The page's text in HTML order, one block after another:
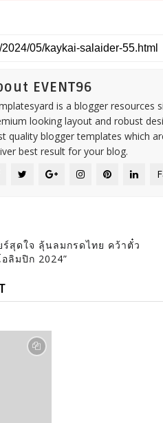
EVENT96
is a blogger resources
looking layout and robust
quality blogger templates which
best result for your blog.
สุดใจ ลุ้นลมกรดไทย คว้าตั๋ว
ลิมปิก 2024”